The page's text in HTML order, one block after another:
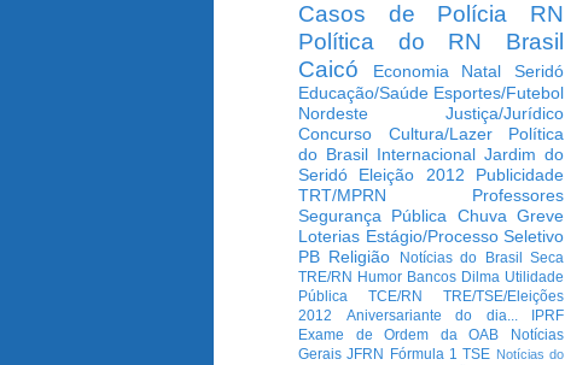
Casos de Polícia
RN
Política do RN
Brasil
Caicó
Economia Natal
Seridó
Educação/Saúde Esportes/Futebol
Nordeste
Justiça/Jurídico
Concurso
Cultura/Lazer
Política
do Brasil Internacional Jardim do
Seridó
Eleição 2012
Publicidade
TRT/MPRN
Professores
Segurança Pública Chuva Greve
Loterias Estágio/Processo Seletivo
PB Religião Notícias do Brasil
Seca
TRE/RN Humor Bancos Dilma Utilidade
Pública
TCE/RN
TRE/TSE/Eleições
2012
Aniversariante do dia...
IPRF
Exame de Ordem da OAB
Notícias
Gerais JFRN Fórmula 1 TSE Notícias do